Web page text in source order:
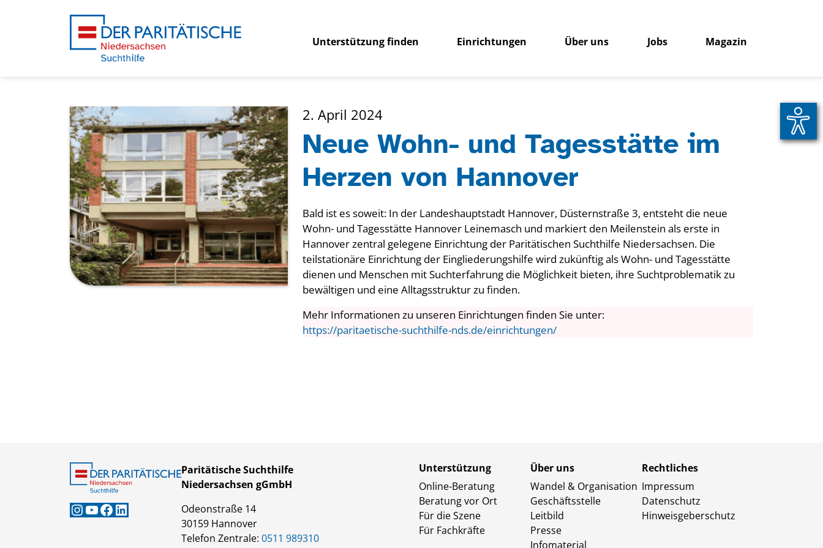
Unterstützung finden Einrichtungen Über uns Jobs Magazin
2. April 2024
Neue Wohn- und Tagesstätte im
Herzen von Hannover
Bald ist es soweit: In der Landeshauptstadt Hannover, Düsternstraße 3, entsteht die neue
Wohn- und Tagesstätte Hannover Leinemasch und markiert den Meilenstein als erste in
Hannover zentral gelegene Einrichtung der Paritätischen Suchthilfe Niedersachsen. Die
teilstationäre Einrichtung der Eingliederungshilfe wird zukünftig als Wohn- und Tagesstätte
dienen und Menschen mit Suchterfahrung die Möglichkeit bieten, ihre Suchtproblematik zu
bewältigen und eine Alltagsstruktur zu finden.
Mehr Informationen zu unseren Einrichtungen finden Sie unter:
https://paritaetische-suchthilfe-nds.de/einrichtungen/
Instagram
YouTube
Facebook
LinkedIn
Paritätische Suchthilfe
Niedersachsen gGmbH
Odeonstraße 14
30159 Hannover
Telefon Zentrale: 0511 989310
Unterstützung
Online-Beratung
Beratung vor Ort
Für die Szene
Für Fachkräfte
Über uns
Wandel & Organisation
Geschäftsstelle
Leitbild
Presse
Infomaterial
Rechtliches
Impressum
Datenschutz
Hinweisgeberschutz